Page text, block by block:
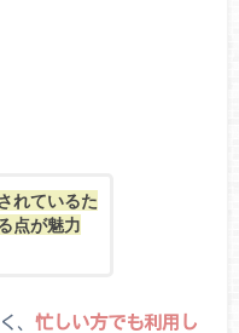
れているた
点が魅力
、 忙しい方でも利用し